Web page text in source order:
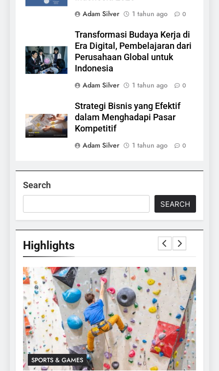
Adam Silver
1 tahun ago 0
Transformasi Budaya Kerja di
Era Digital, Pembelajaran dari
Perusahaan Global untuk
Indonesia
Adam Silver
1 tahun ago 0
Strategi Bisnis yang Efektif
dalam Menghadapi Pasar
Kompetitif
Adam Silver
1 tahun ago 0
Search
SEARCH
Highlights
SPORTS & GAMES